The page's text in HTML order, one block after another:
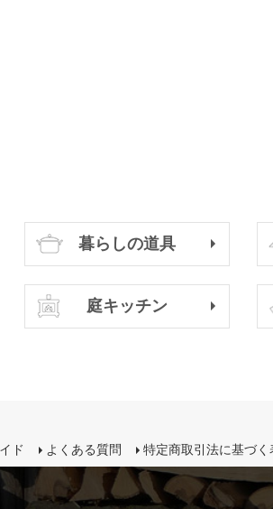
暮らしの道具
庭キッチン
ド よくある質問 特定商取引法に基づく